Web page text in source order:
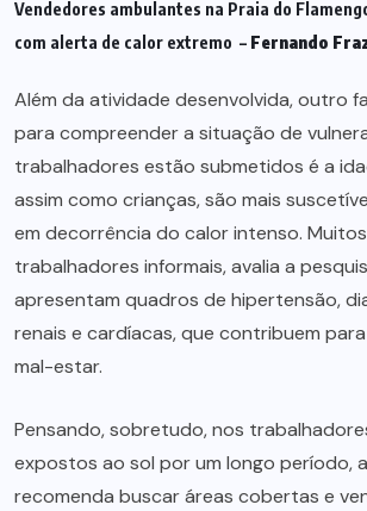
Vendedores ambulantes na Praia do
com alerta de calor extremo – Fernando
Além da atividade desenvolvida, outro
para compreender a situação de
trabalhadores estão submetidos é a
assim como crianças, são mais
em decorrência do calor intenso.
trabalhadores informais, avalia a
apresentam quadros de hipertensão,
renais e cardíacas, que contribuem
mal-estar.
Pensando, sobretudo, nos
expostos ao sol por um longo período,
recomenda buscar áreas cobertas e